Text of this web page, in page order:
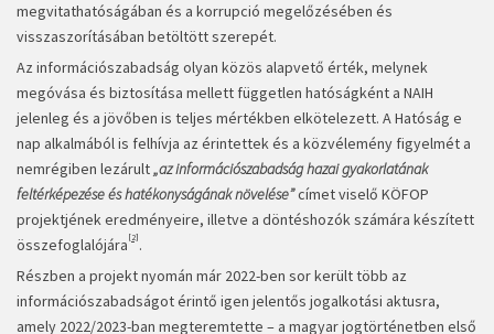
megvitathatóságában és a korrupció megelőzésében és
visszaszorításában betöltött szerepét.
Az információszabadság olyan közös alapvető érték, melynek
megóvása és biztosítása mellett független hatóságként a NAIH
jelenleg és a jövőben is teljes mértékben elkötelezett. A Hatóság e
nap alkalmából is felhívja az érintettek és a közvélemény figyelmét a
nemrégiben lezárult„az információszabadság hazai gyakorlatának
feltérképezése és hatékony­ságának növelése”címet viselő KÖFOP
projektjének eredményeire, illetve a döntéshozók számára készített
összefoglalójára [2] .
Részben a projekt nyomán már 2022-ben sor került több az
információszabadságot érintő igen jelentős jogalkotási aktusra,
amely 2022/2023-ban megteremtette – a magyar jogtörténetben első